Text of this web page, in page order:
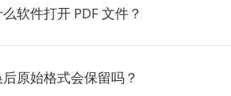
软件打开 PDF 文件？
原始格式会保留吗？